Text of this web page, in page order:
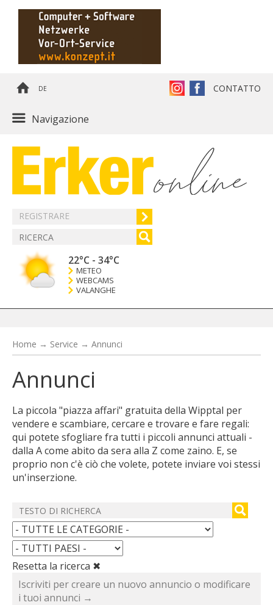
DE CONTATTO
Navigazione
REGISTRARE
22°C - 34°C
METEO
WEBCAMS
VALANGHE
Home → Service → Annunci
Annunci
La piccola "piazza affari" gratuita della Wipptal per
vendere e scambiare, cercare e trovare e fare regali:
qui potete sfogliare fra tutti i piccoli annunci attuali -
dalla A come abito da sera alla Z come zaino. E, se
proprio non c'è ciò che volete, potete inviare voi stessi
un'inserzione.
Resetta la ricerca ✖
Iscriviti per creare un nuovo annuncio o modificare
i tuoi annunci →